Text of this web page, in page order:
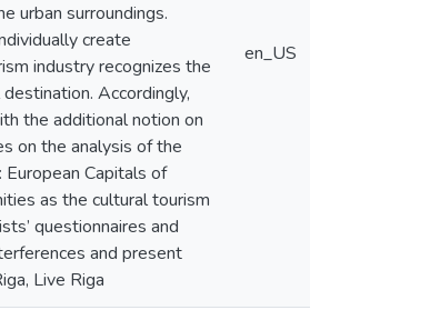
urban surroundings.
create
industry recognizes the
Accordingly,
the additional notion on
on the analysis of the
Capitals of
as the cultural tourism
questionnaires and
and present
Live Riga
en_US